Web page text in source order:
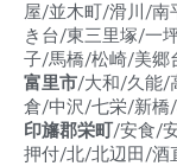
屋/並木町/滑川/南
き台/東三里塚/一
子/馬橋/松崎/美郷
富里市/大和/久能/
倉/中沢/七栄/新橋
印旛郡栄町/安食/
押付/北/北辺田/酒